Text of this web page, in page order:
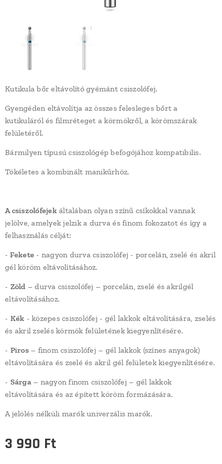
Kutikula bőr eltávolító gyémánt csiszolófej.
Gyengéden eltávolítja az összes felesleges bőrt a
kutikuláról és filmréteget a körmökről, a körömszárak
felületéről.
Bármilyen típusú csiszológép befogójához kompatibilis.
Tökéletes a kombinált manikűrhöz.
A csiszolófejekáltalában olyan színű csíkokkal vannak
jelölve, amelyek jelzik a durva és finom fokozatot és így a
felhasználás célját:
- Fekete - nagyon durva csiszolófej - porcelán, zselé és akril
gél köröm eltávolításához.
- Zöld – durva csiszolófej – porcelán, zselé és akrilgél
eltávolításához.
- Kék - közepes csiszolófej - gél lakkok eltávolítására, zselés
és akril zselés körmök felületének kiegyenlítésére.
- Piros– finom csiszolófej – gél lakkok (színes anyagok)
eltávolítására és zselé és akril gél felületek kiegyenlítésére.
- Sárga– nagyon finom csiszolófej – gél lakkok
eltávolítására és az épített köröm formázására.
A jelölés nélküli marók univerzális marók.
3 990 Ft